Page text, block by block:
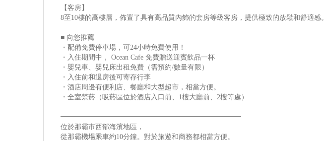
【客房】
8至10樓的高樓層，佈置了具有高品質內飾的套房等級客房，提供極致的放鬆和舒適感。
■ 向您推薦
・配備免費停車場，可24小時免費使用！
・入住期間中， Ocean Cafe 免費贈送迎賓飲品一杯
・嬰兒車、嬰兒床出租免費（需預約/數量有限）
・入住前和退房後可寄存行李
・酒店周邊有便利店、餐廳和大型超市，相當方便。
・全室禁菸（吸菸區位於酒店入口前、1樓大廳前、2樓等處）
━━━━━━━━━━━━━━━━━━━━━━━━━━
位於那霸市西部海濱地區，
從那霸機場乘車約10分鐘。對於旅遊和商務都相當方便。